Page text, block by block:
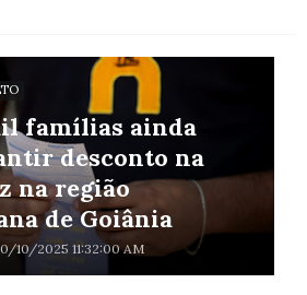
famílias ainda
desconto na
na região
de Goiânia
10/2025 11:32:00 AM